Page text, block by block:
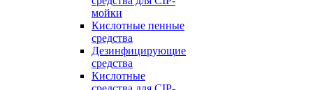
мойки
Кислотные пенные
средства
Дезинфицирующие
средства
Кислотные